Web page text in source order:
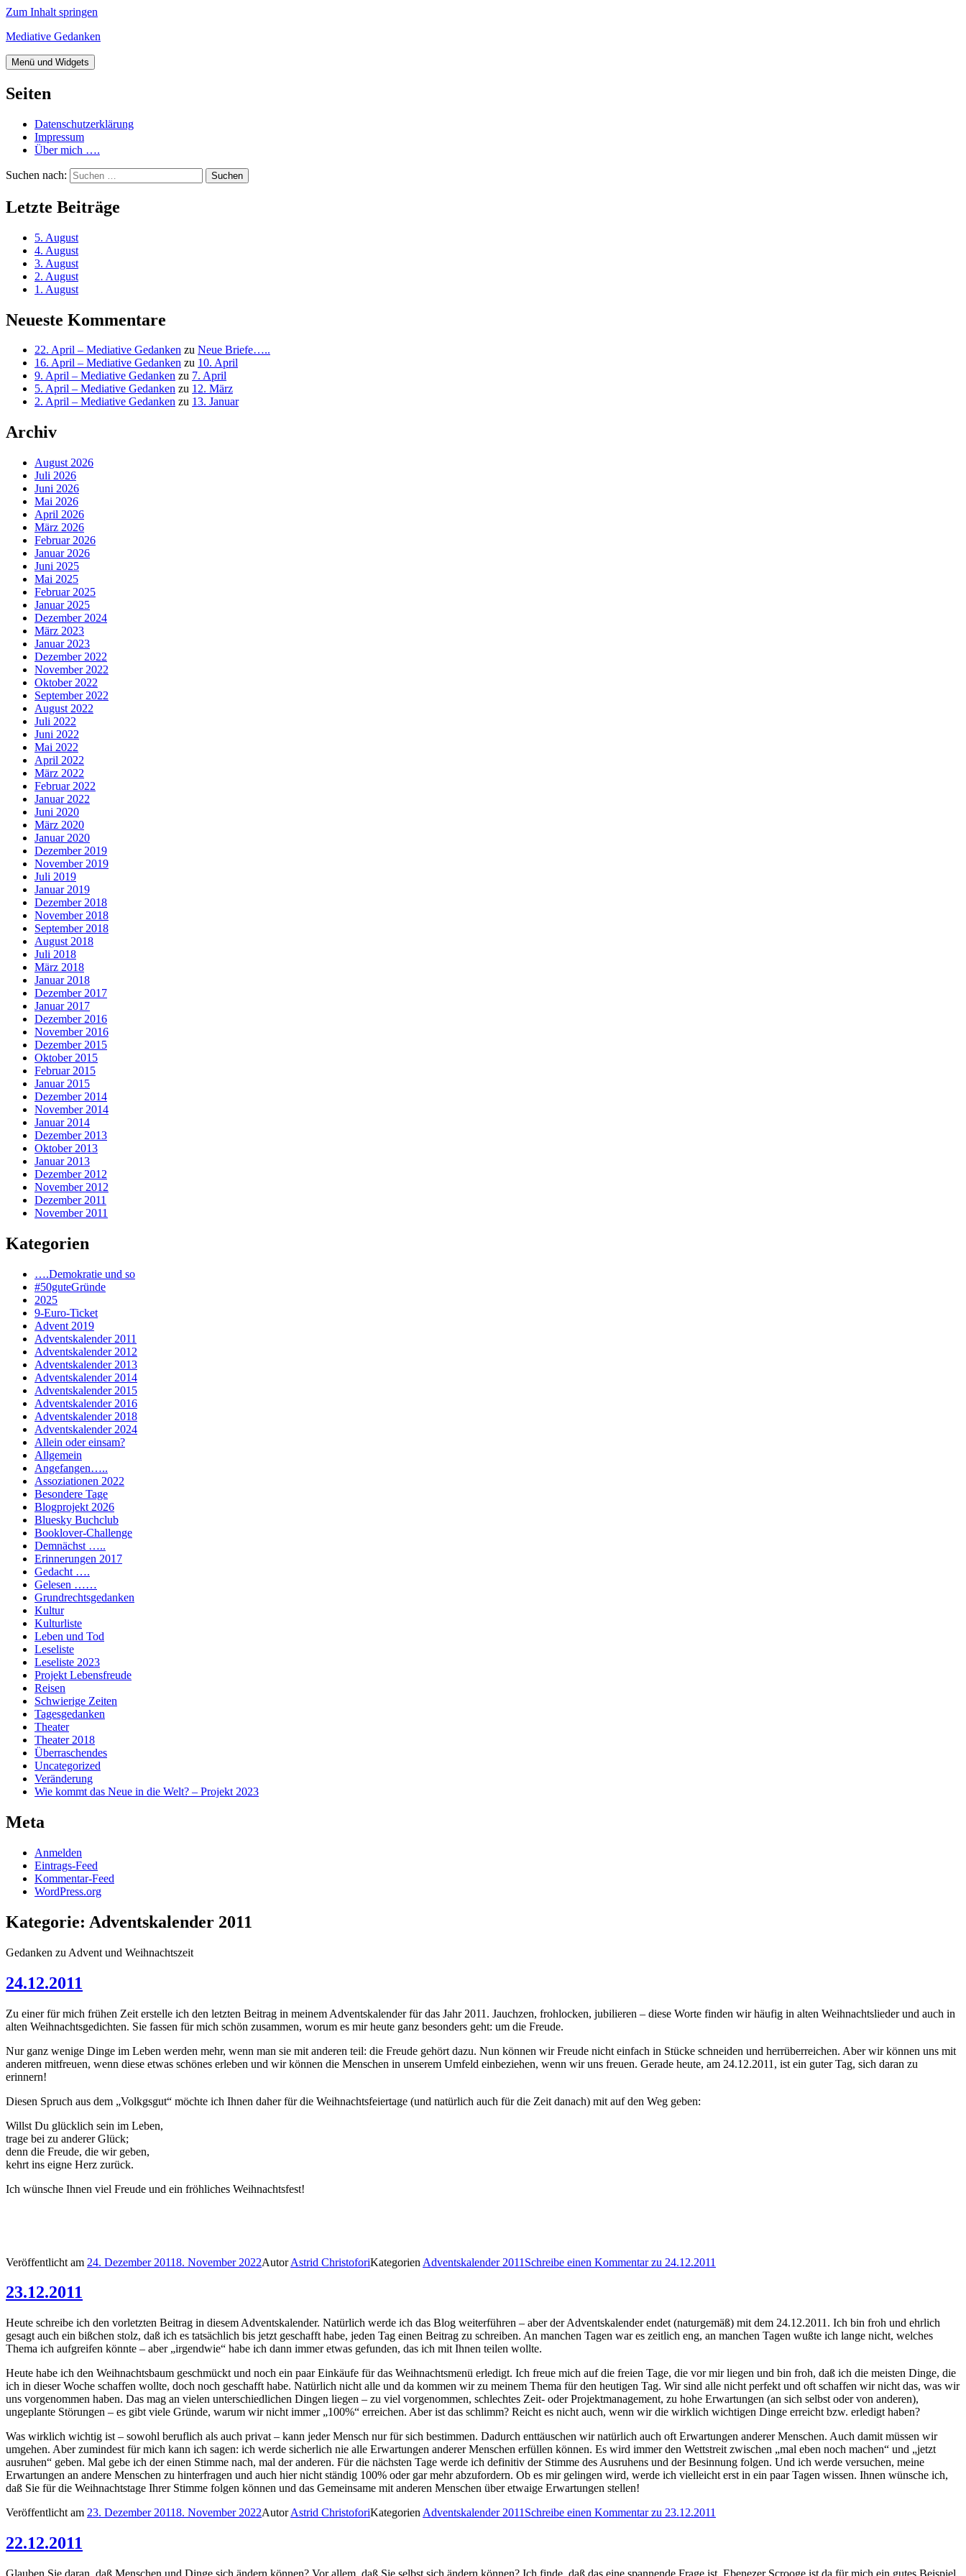
Zum Inhalt springen
Mediative Gedanken
Menü und Widgets
Seiten
Datenschutzerklärung
Impressum
Über mich ….
Suchen nach:
Letzte Beiträge
5. August
4. August
3. August
2. August
1. August
Neueste Kommentare
22. April – Mediative Gedanken zu Neue Briefe…..
16. April – Mediative Gedanken zu 10. April
9. April – Mediative Gedanken zu 7. April
5. April – Mediative Gedanken zu 12. März
2. April – Mediative Gedanken zu 13. Januar
Archiv
August 2026
Juli 2026
Juni 2026
Mai 2026
April 2026
März 2026
Februar 2026
Januar 2026
Juni 2025
Mai 2025
Februar 2025
Januar 2025
Dezember 2024
März 2023
Januar 2023
Dezember 2022
November 2022
Oktober 2022
September 2022
August 2022
Juli 2022
Juni 2022
Mai 2022
April 2022
März 2022
Februar 2022
Januar 2022
Juni 2020
März 2020
Januar 2020
Dezember 2019
November 2019
Juli 2019
Januar 2019
Dezember 2018
November 2018
September 2018
August 2018
Juli 2018
März 2018
Januar 2018
Dezember 2017
Januar 2017
Dezember 2016
November 2016
Dezember 2015
Oktober 2015
Februar 2015
Januar 2015
Dezember 2014
November 2014
Januar 2014
Dezember 2013
Oktober 2013
Januar 2013
Dezember 2012
November 2012
Dezember 2011
November 2011
Kategorien
….Demokratie und so
#50guteGründe
2025
9-Euro-Ticket
Advent 2019
Adventskalender 2011
Adventskalender 2012
Adventskalender 2013
Adventskalender 2014
Adventskalender 2015
Adventskalender 2016
Adventskalender 2018
Adventskalender 2024
Allein oder einsam?
Allgemein
Angefangen…..
Assoziationen 2022
Besondere Tage
Blogprojekt 2026
Bluesky Buchclub
Booklover-Challenge
Demnächst …..
Erinnerungen 2017
Gedacht ….
Gelesen ……
Grundrechtsgedanken
Kultur
Kulturliste
Leben und Tod
Leseliste
Leseliste 2023
Projekt Lebensfreude
Reisen
Schwierige Zeiten
Tagesgedanken
Theater
Theater 2018
Überraschendes
Uncategorized
Veränderung
Wie kommt das Neue in die Welt? – Projekt 2023
Meta
Anmelden
Eintrags-Feed
Kommentar-Feed
WordPress.org
Kategorie: Adventskalender 2011
Gedanken zu Advent und Weihnachtszeit
24.12.2011
Zu einer für mich frühen Zeit erstelle ich den letzten Beitrag in meinem Adventskalender für das Jahr 2011. Jauchzen, frohlocken, jubilieren – diese Worte finden wir häufig in alten Weihnachtslieder und auch in
alten Weihnachtsgedichten. Sie fassen für mich schön zusammen, worum es mir heute ganz besonders geht: um die Freude.
Nur ganz wenige Dinge im Leben werden mehr, wenn man sie mit anderen teil: die Freude gehört dazu. Nun können wir Freude nicht einfach in Stücke schneiden und herrüberreichen. Aber wir können uns mit
anderen mitfreuen, wenn diese etwas schönes erleben und wir können die Menschen in unserem Umfeld einbeziehen, wenn wir uns freuen. Gerade heute, am 24.12.2011, ist ein guter Tag, sich daran zu
erinnern!
Diesen Spruch aus dem „Volkgsgut“ möchte ich Ihnen daher für die Weihnachtsfeiertage (und natürlich auch für die Zeit danach) mit auf den Weg geben:
Willst Du glücklich sein im Leben,
trage bei zu anderer Glück;
denn die Freude, die wir geben,
kehrt ins eigne Herz zurück.
Ich wünsche Ihnen viel Freude und ein fröhliches Weihnachtsfest!
Veröffentlicht am 24. Dezember 20118. November 2022AutorAstrid ChristoforiKategorien Adventskalender 2011 Schreibe einen Kommentarzu 24.12.2011
23.12.2011
Heute schreibe ich den vorletzten Beitrag in diesem Adventskalender. Natürlich werde ich das Blog weiterführen – aber der Adventskalender endet (naturgemäß) mit dem 24.12.2011. Ich bin froh und ehrlich
gesagt auch ein bißchen stolz, daß ich es tatsächlich bis jetzt geschafft habe, jeden Tag einen Beitrag zu schreiben. An manchen Tagen war es zeitlich eng, an manchen Tagen wußte ich lange nicht, welches
Thema ich aufgreifen könnte – aber „irgendwie“ habe ich dann immer etwas gefunden, das ich mit Ihnen teilen wollte.
Heute habe ich den Weihnachtsbaum geschmückt und noch ein paar Einkäufe für das Weihnachtsmenü erledigt. Ich freue mich auf die freien Tage, die vor mir liegen und bin froh, daß ich die meisten Dinge, die
ich in dieser Woche schaffen wollte, doch noch geschafft habe. Natürlich nicht alle und da kommen wir zu meinem Thema für den heutigen Tag. Wir sind alle nicht perfekt und oft schaffen wir nicht das, was wir
uns vorgenommen haben. Das mag an vielen unterschiedlichen Dingen liegen – zu viel vorgenommen, schlechtes Zeit- oder Projektmanagement, zu hohe Erwartungen (an sich selbst oder von anderen),
ungeplante Störungen – es gibt viele Gründe, warum wir nicht immer „100%“ erreichen. Aber ist das schlimm? Reicht es nicht auch, wenn wir die wirklich wichtigen Dinge erreicht bzw. erledigt haben?
Was wirklich wichtig ist – sowohl beruflich als auch privat – kann jeder Mensch nur für sich bestimmen. Dadurch enttäuschen wir natürlich auch oft Erwartungen anderer Menschen. Auch damit müssen wir
umgehen. Aber zumindest für mich kann ich sagen: ich werde sicherlich nie alle Erwartungen anderer Menschen erfüllen können. Es wird immer den Wettstreit zwischen „mal eben noch machen“ und „jetzt
ausruhen“ geben. Mal gebe ich der einen Stimme nach, mal der anderen. Für die nächsten Tage werde ich definitiv der Stimme des Ausruhens und der Besinnung folgen. Und ich werde versuchen, meine
Erwartungen an andere Menschen zu hinterfragen und auch hier nicht ständig 100% oder gar mehr abzufordern. Ob es mir gelingen wird, werde ich vielleicht erst in ein paar Tagen wissen. Ihnen wünsche ich,
daß Sie für die Weihnachtstage Ihrer Stimme folgen können und das Gemeinsame mit anderen Menschen über etwaige Erwartungen stellen!
Veröffentlicht am 23. Dezember 20118. November 2022AutorAstrid ChristoforiKategorien Adventskalender 2011 Schreibe einen Kommentarzu 23.12.2011
22.12.2011